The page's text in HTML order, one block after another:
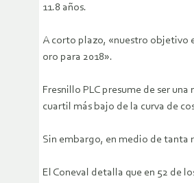
11.8 años.
A corto plazo, «nuestro objetivo
oro para 2018».
Fresnillo PLC presume de ser
cuartil más bajo de la curva de
Sin embargo, en medio de tanta
El Coneval detalla que en 52 de